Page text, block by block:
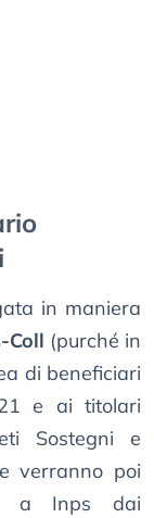
in maniera
Coll (purché in
di beneficiari
e ai titolari
Sostegni e
verranno poi
a Inps dai